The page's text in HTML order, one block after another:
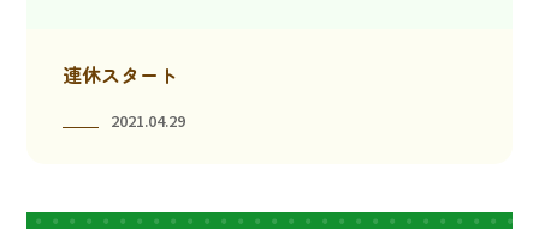
連休スタート
2021.04.29